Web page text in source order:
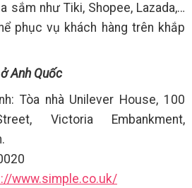
sắm như Tiki, Shopee, Lazada,…
phục vụ khách hàng trên khắp
Anh Quốc
Tòa nhà Unilever House, 100
Victoria Embankment,
www.simple.co.uk/